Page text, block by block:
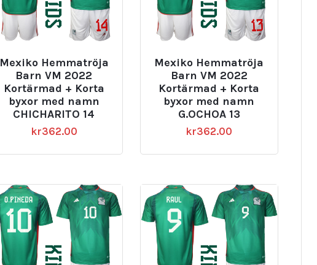
Mexiko Hemmatröja
Barn VM 2022
Kortärmad + Korta
byxor med namn
CHICHARITO 14
kr362.00
Mexiko Hemmatröja
Barn VM 2022
Kortärmad + Korta
byxor med namn
G.OCHOA 13
kr362.00